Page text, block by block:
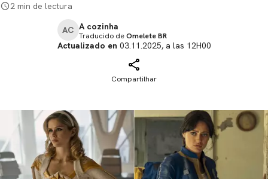
2 min de lectura
AC A cozinha
Traducido deOmelete BR
Actualizado en 03.11.2025, a las 12H00
Compartilhar